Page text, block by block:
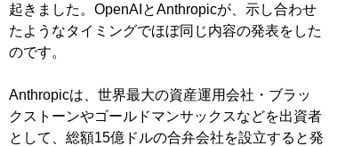
起きました。OpenAIとAnthropicが、示し合わせ
たようなタイミングでほぼ同じ内容の発表をした
のです。
Anthropicは、世界最大の資産運用会社・ブラッ
クストーンやゴールドマンサックスなどを出資者
として、総額15億ドルの合弁会社を設立すると発